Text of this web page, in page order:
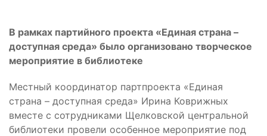
В рамках партийного проекта «Единая страна –
доступная среда» было организовано творческое
мероприятие в библиотеке
Местный координатор партпроекта «Единая
страна – доступная среда» Ирина Коврижных
вместе с сотрудниками Щелковской центральной
библиотеки провели особенное мероприятие под